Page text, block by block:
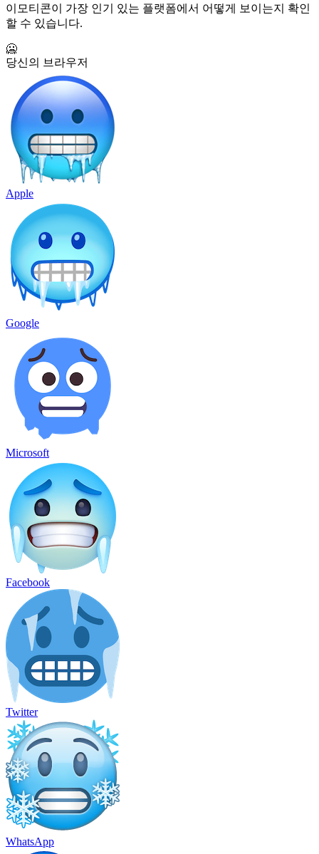
이모티콘이 가장 인기 있는 플랫폼에서 어떻게 보이는지 확인
할 수 있습니다.
🥶
당신의 브라우저
Apple
Google
Microsoft
Facebook
Twitter
WhatsApp